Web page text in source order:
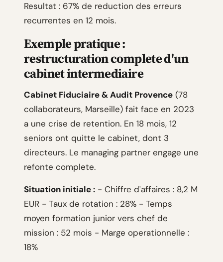
Resultat : 67% de reduction des erreurs
recurrentes en 12 mois.
Exemple pratique :
restructuration complete d'un
cabinet intermediaire
Cabinet Fiduciaire & Audit Provence (78
collaborateurs, Marseille) fait face en 2023
a une crise de retention. En 18 mois, 12
seniors ont quitte le cabinet, dont 3
directeurs. Le managing partner engage une
refonte complete.
Situation initiale : - Chiffre d'affaires : 8,2 M
EUR - Taux de rotation : 28% - Temps
moyen formation junior vers chef de
mission : 52 mois - Marge operationnelle :
18%